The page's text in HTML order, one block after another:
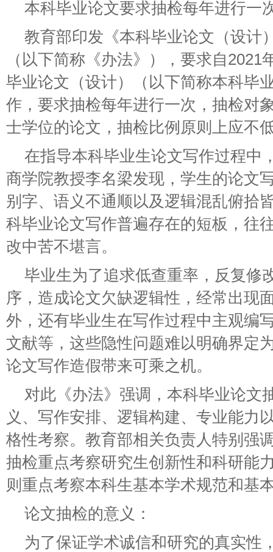
本科毕业论文要求抽检每年进行一
教育部印发《本科毕业论文（设计
（以下简称《办法》），要求自2021
毕业论文（设计）（以下简称本科毕
作，要求抽检每年进行一次，抽检对
士学位的论文，抽检比例原则上应不
在指导本科毕业生论文写作过程中
商学院教授李名梁发现，学生的论文
别字、语义不通顺以及逻辑混乱俯拾
科毕业论文写作普遍存在的短板，往
改中苦不堪言。
毕业生为了追求低查重率，反复修
序，造成论文欠缺逻辑性，经常出现
外，还有毕业生在写作过程中主观编
文献等，这些隐性问题难以明确界定
论文写作造假带来可乘之机。
对此《办法》强调，本科毕业论文
义、写作安排、逻辑构建、专业能力
格性考察。教育部相关负责人特别强
抽检重点考察研究生创新性和科研能
则重点考察本科生基本学术规范和基
论文抽检的意义：
为了保证学术诚信和研究的真实性